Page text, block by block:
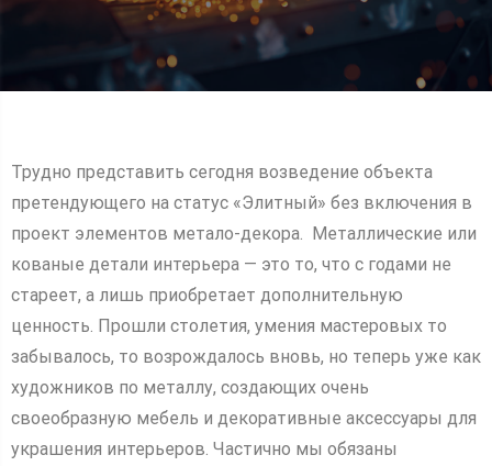
Трудно представить сегодня возведение объекта
претендующего на статус «Элитный» без включения в
проект элементов метало-декора. Металлические или
кованые детали интерьера — это то, что с годами не
стареет, а лишь приобретает дополнительную
ценность. Прошли столетия, умения мастеровых то
забывалось, то возрождалось вновь, но теперь уже как
художников по металлу, создающих очень
своеобразную мебель и декоративные аксессуары для
украшения интерьеров. Частично мы обязаны